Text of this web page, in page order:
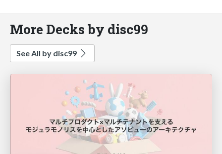
More Decks by disc99
See All by disc99